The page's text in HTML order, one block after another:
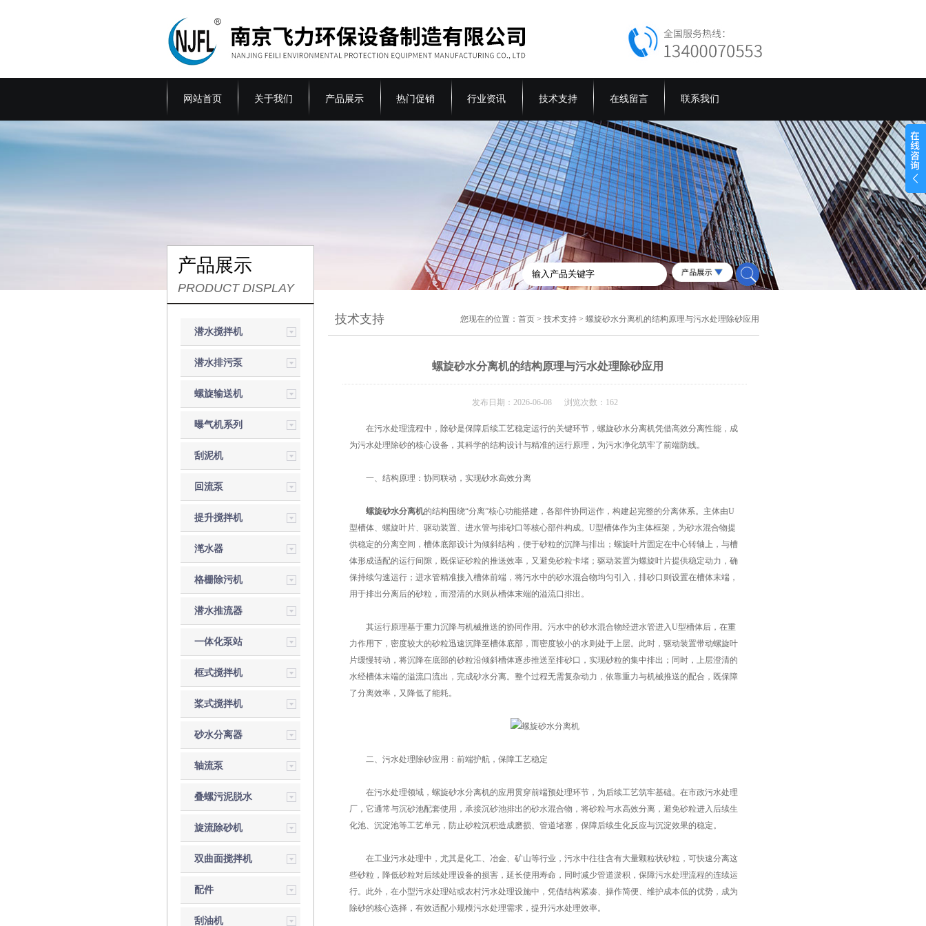
网站首页 关于我们 产品展示 热门促销 行业资讯 技术支持 在线留言 联系我们
产品展示
PRODUCT DISPLAY
潜水搅拌机
潜水排污泵
螺旋输送机
曝气机系列
刮泥机
回流泵
提升搅拌机
滗水器
格栅除污机
潜水推流器
一体化泵站
框式搅拌机
桨式搅拌机
砂水分离器
轴流泵
叠螺污泥脱水
机
旋流除砂机
双曲面搅拌机
配件
刮油机
技术支持 您现在的位置：首页 >技术支持 > 螺旋砂水分离机的结构原理与污水处理除砂应用
螺旋砂水分离机的结构原理与污水处理除砂应用
发布日期：2026-06-08 浏览次数：162
在污水处理流程中，除砂是保障后续工艺稳定运行的关键环节，螺旋砂水分离机凭借高效分离性能，成
为污水处理除砂的核心设备，其科学的结构设计与精准的运行原理，为污水净化筑牢了前端防线。
一、结构原理：协同联动，实现砂水高效分离
螺旋砂水分离机的结构围绕“分离”核心功能搭建，各部件协同运作，构建起完整的分离体系。主体由U
型槽体、螺旋叶片、驱动装置、进水管与排砂口等核心部件构成。U型槽体作为主体框架，为砂水混合物提
供稳定的分离空间，槽体底部设计为倾斜结构，便于砂粒的沉降与排出；螺旋叶片固定在中心转轴上，与槽
体形成适配的运行间隙，既保证砂粒的推送效率，又避免砂粒卡堵；驱动装置为螺旋叶片提供稳定动力，确
保持续匀速运行；进水管精准接入槽体前端，将污水中的砂水混合物均匀引入，排砂口则设置在槽体末端，
用于排出分离后的砂粒，而澄清的水则从槽体末端的溢流口排出。
其运行原理基于重力沉降与机械推送的协同作用。污水中的砂水混合物经进水管进入U型槽体后，在重
力作用下，密度较大的砂粒迅速沉降至槽体底部，而密度较小的水则处于上层。此时，驱动装置带动螺旋叶
片缓慢转动，将沉降在底部的砂粒沿倾斜槽体逐步推送至排砂口，实现砂粒的集中排出；同时，上层澄清的
水经槽体末端的溢流口流出，完成砂水分离。整个过程无需复杂动力，依靠重力与机械推送的配合，既保障
了分离效率，又降低了能耗。
二、污水处理除砂应用：前端护航，保障工艺稳定
在污水处理领域，螺旋砂水分离机的应用贯穿前端预处理环节，为后续工艺筑牢基础。在市政污水处理
厂，它通常与沉砂池配套使用，承接沉砂池排出的砂水混合物，将砂粒与水高效分离，避免砂粒进入后续生
化池、沉淀池等工艺单元，防止砂粒沉积造成磨损、管道堵塞，保障后续生化反应与沉淀效果的稳定。
在工业污水处理中，尤其是化工、冶金、矿山等行业，污水中往往含有大量颗粒状砂粒，可快速分离这
些砂粒，降低砂粒对后续处理设备的损害，延长使用寿命，同时减少管道淤积，保障污水处理流程的连续运
行。此外，在小型污水处理站或农村污水处理设施中，凭借结构紧凑、操作简便、维护成本低的优势，成为
除砂的核心选择，有效适配小规模污水处理需求，提升污水处理效率。